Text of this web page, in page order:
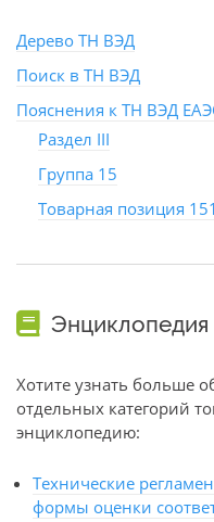
Дерево ТН ВЭД
Поиск в ТН ВЭД
Пояснения к ТН ВЭД
Раздел III
Группа 15
Товарная позиция
Энциклопедия
Хотите узнать больше
отдельных категорий
энциклопедию:
Технические
формы оценки